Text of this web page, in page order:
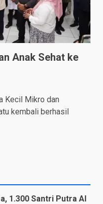
Anak Sehat ke
Kecil Mikro dan
kembali berhasil
1.300 Santri Putra Al